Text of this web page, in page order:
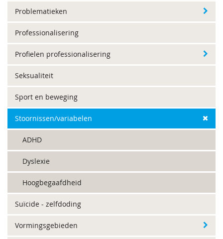
Problematieken
Professionalisering
Profielen professionalisering
Seksualiteit
Sport en beweging
Stoornissen/variabelen
ADHD
Dyslexie
Hoogbegaafdheid
Suïcide - zelfdoding
Vormingsgebieden